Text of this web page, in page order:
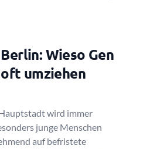
Wieso Gen
oft umziehen
wird immer
junge Menschen
auf befristete